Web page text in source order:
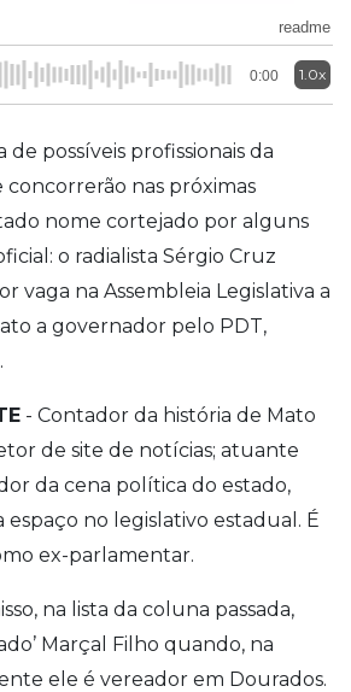
readme
0:00 1.0x
de possíveis profissionais da
nas próximas
nome cortejado por alguns
o radialista Sérgio Cruz
vaga na Assembleia Legislativa a
a governador pelo PDT,
- Contador da história de Mato
de site de notícias; atuante
da cena política do estado,
espaço no legislativo estadual. É
ex-parlamentar.
na lista da coluna passada,
Marçal Filho quando, na
ele é vereador em Dourados.